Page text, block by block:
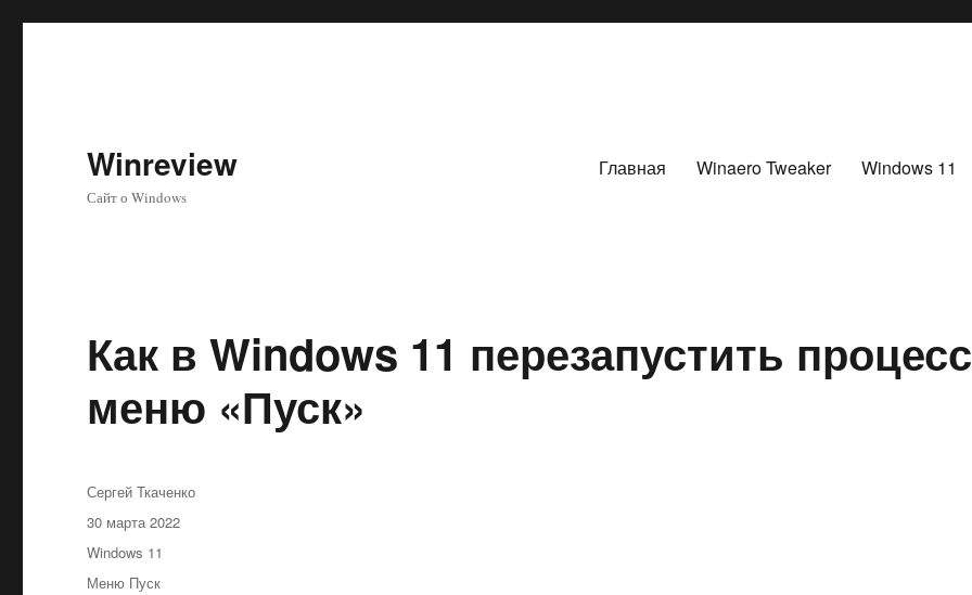
Winreview
Сайт о Windows
Главная Winaero Tweaker Windows 11
Как в Windows 11 перезапустить процесс
меню «Пуск»
Автор
Сергей Ткаченко
Опубликовано
30 марта 2022
Рубрики
Windows 11
Метки
Меню Пуск